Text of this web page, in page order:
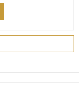
tại MobileCity.